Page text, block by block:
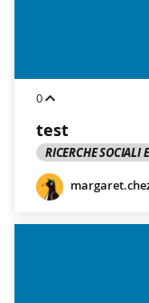
0
test
RICERCHE SOCIALI